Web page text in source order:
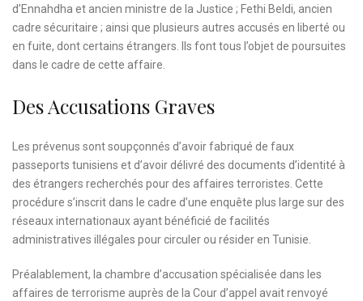
d’Ennahdha et ancien ministre de la Justice ; Fethi Beldi, ancien
cadre sécuritaire ; ainsi que plusieurs autres accusés en liberté ou
en fuite, dont certains étrangers. Ils font tous l’objet de poursuites
dans le cadre de cette affaire.
Des Accusations Graves
Les prévenus sont soupçonnés d’avoir fabriqué de faux
passeports tunisiens et d’avoir délivré des documents d’identité à
des étrangers recherchés pour des affaires terroristes. Cette
procédure s’inscrit dans le cadre d’une enquête plus large sur des
réseaux internationaux ayant bénéficié de facilités
administratives illégales pour circuler ou résider en Tunisie.
Préalablement, la chambre d’accusation spécialisée dans les
affaires de terrorisme auprès de la Cour d’appel avait renvoyé